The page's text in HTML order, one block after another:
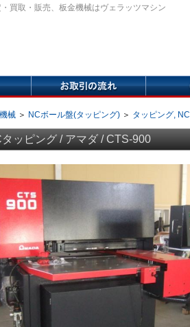
買取・販売、板金機械はヴェラッツマシン
械 ＞ NCボール盤(タッピング) ＞ タッピング, NC
タッピング / アマダ / CTS-900